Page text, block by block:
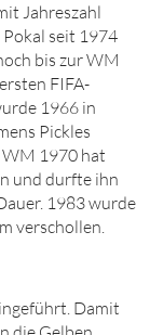
Jahreszahl
seit 1974
bis zur WM
FIFA-
1966 in
Pickles
1970 hat
und durfte ihn
1983 wurde
verschollen.
Damit